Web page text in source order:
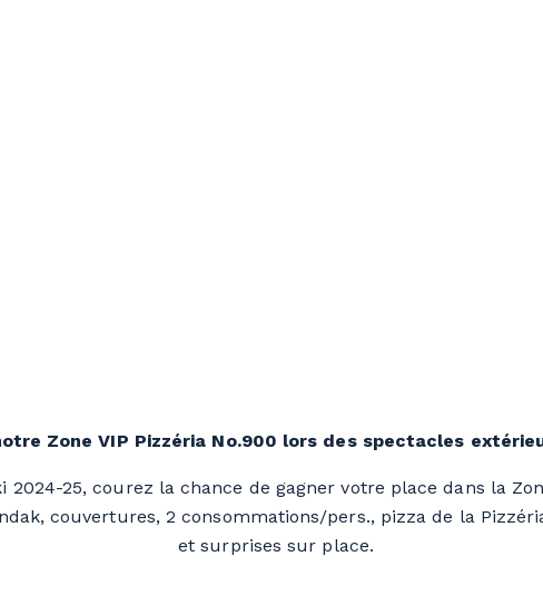
Zone VIP Pizzéria No.900 lors des spectacles
2024-25, courez la chance de gagner votre place dans la
couvertures, 2 consommations/pers., pizza de la
et surprises sur place.